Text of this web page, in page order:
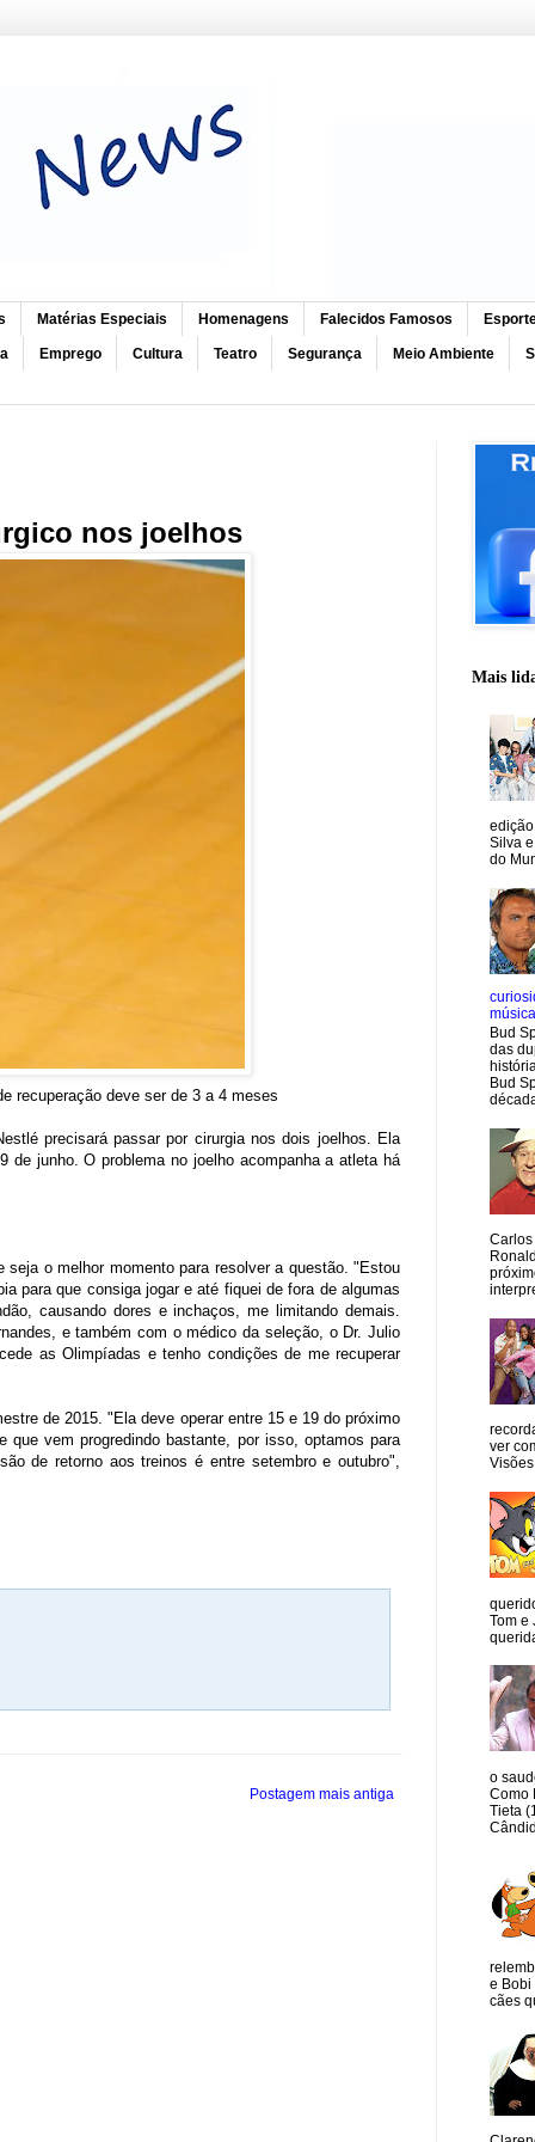
Matérias Especiais Homenagens Falecidos Famosos
Emprego Cultura Teatro Segurança Meio Ambiente
nos joelhos
recuperação deve ser de 3 a 4 meses
precisará passar por cirurgia nos dois joelhos. Ela
junho. O problema no joelho acompanha a atleta há
o melhor momento para resolver a questão. "Estou
para que consiga jogar e até fiquei de fora de algumas
causando dores e inchaços, me limitando demais.
e também com o médico da seleção, o Dr. Julio
as Olimpíadas e tenho condições de me recuperar
de 2015. "Ela deve operar entre 15 e 19 do próximo
vem progredindo bastante, por isso, optamos para
de retorno aos treinos é entre setembro e outubro",
Postagem mais antiga
Mais
Silva
do
Bud
das
Bud
Carlos
ver
Tom e
o
Como
Tieta
e Bobi
cães